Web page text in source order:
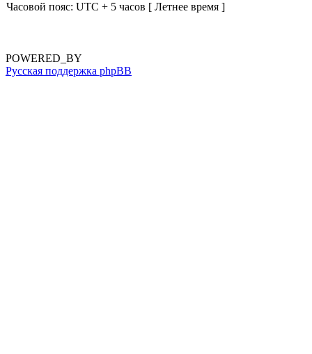
Часовой пояс: UTC + 5 часов [ Летнее время ]
POWERED_BY
Русская поддержка phpBB